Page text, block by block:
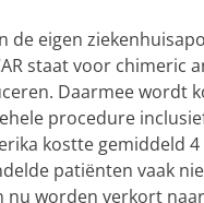
de eigen
staat voor chimeric
Daarmee wordt
procedure
kostte gemiddeld
patiënten vaak
nu worden verkort